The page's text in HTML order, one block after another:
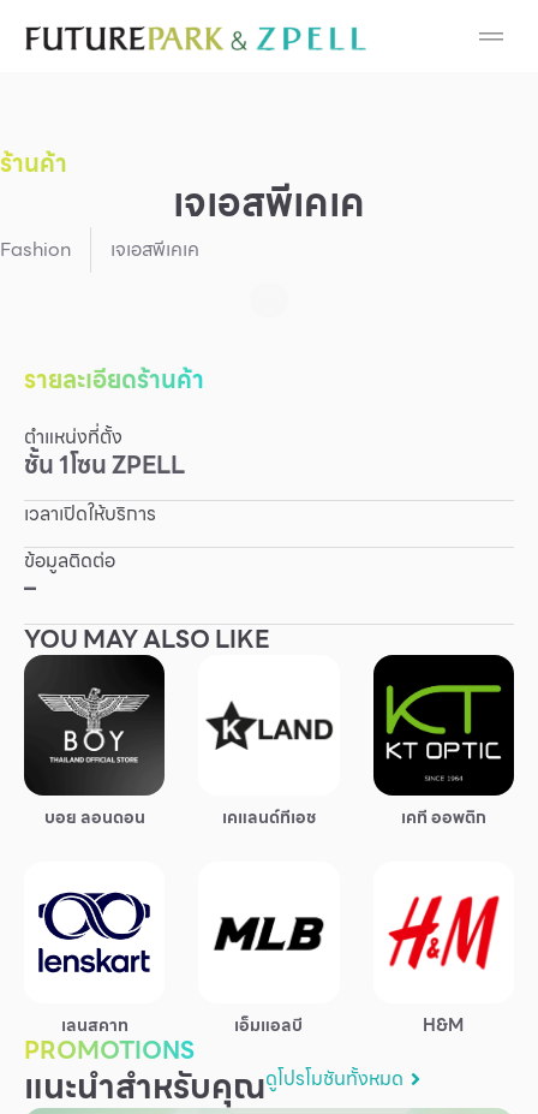
Cosmetic
Fashion
Food
Gold & Jewelry
IT
Mobile
Other
School
Service
ข้อเสนอพิเศษ
สำหรับนักท่องเที่ยว
แผนผังร้านค้า
บริการ
ร้านค้า
เจเอสพีเคเค
Fashion เจเอสพีเคเค
รายละเอียดร้านค้า
ตำแหน่งที่ตั้ง
ชั้น1โซนZPELL
เวลาเปิดให้บริการ
ข้อมูลติดต่อ
–
YOU MAY ALSO LIKE
บอย ลอนดอน เคแลนด์ทีเอช เคที ออพติก
เลนสคาท เอ็มแอลบี H&M
PROMOTIONS
แนะนำสำหรับคุณดูโปรโมชันทั้งหมด